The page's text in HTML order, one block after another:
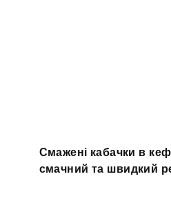
Смажені кабачки в
смачний та швидкий